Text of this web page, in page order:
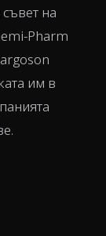
на
Pharm
им в